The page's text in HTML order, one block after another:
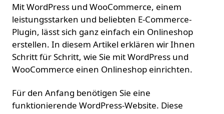
Mit WordPress und WooCommerce, einem
leistungsstarken und beliebten E-Commerce-
Plugin, lässt sich ganz einfach ein Onlineshop
erstellen. In diesem Artikel erklären wir Ihnen
Schritt für Schritt, wie Sie mit WordPress und
WooCommerce einen Onlineshop einrichten.
Für den Anfang benötigen Sie eine
funktionierende WordPress-Website. Diese